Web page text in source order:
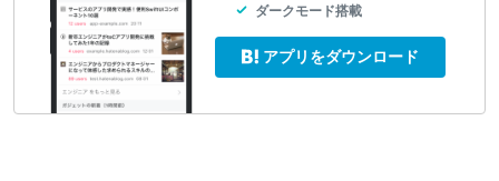
ダークモード搭載
アプリをダウンロード